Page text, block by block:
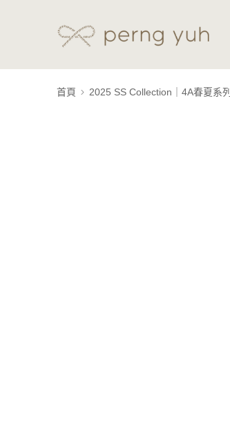
首頁 2025 SS Collection｜4A春夏系列